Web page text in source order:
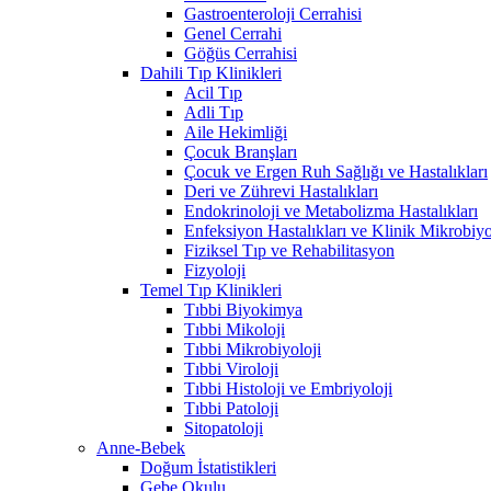
Gastroenteroloji Cerrahisi
Genel Cerrahi
Göğüs Cerrahisi
Dahili Tıp Klinikleri
Acil Tıp
Adli Tıp
Aile Hekimliği
Çocuk Branşları
Çocuk ve Ergen Ruh Sağlığı ve Hastalıkları
Deri ve Zührevi Hastalıkları
Endokrinoloji ve Metabolizma Hastalıkları
Enfeksiyon Hastalıkları ve Klinik
Fiziksel Tıp ve Rehabilitasyon
Fizyoloji
Temel Tıp Klinikleri
Tıbbi Biyokimya
Tıbbi Mikoloji
Tıbbi Mikrobiyoloji
Tıbbi Viroloji
Tıbbi Histoloji ve Embriyoloji
Tıbbi Patoloji
Sitopatoloji
Anne-Bebek
Doğum İstatistikleri
Gebe Okulu